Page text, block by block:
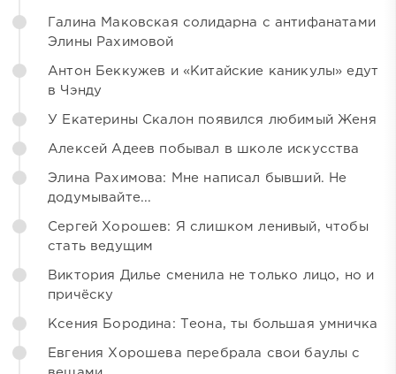
Галина Маковская солидарна с антифанатами
Элины Рахимовой
Антон Беккужев и «Китайские каникулы» едут
в Чэнду
У Екатерины Скалон появился любимый Женя
Алексей Адеев побывал в школе искусства
Элина Рахимова: Мне написал бывший. Не
додумывайте...
Сергей Хорошев: Я слишком ленивый, чтобы
стать ведущим
Виктория Дилье сменила не только лицо, но и
причёску
Ксения Бородина: Теона, ты большая умничка
Евгения Хорошева перебрала свои баулы с